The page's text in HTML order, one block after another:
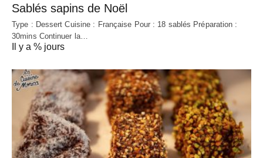
Sablés sapins de Noël
Type : Dessert Cuisine : Française Pour : 18 sablés Préparation :
30mins Continuer la…
Il y a % jours